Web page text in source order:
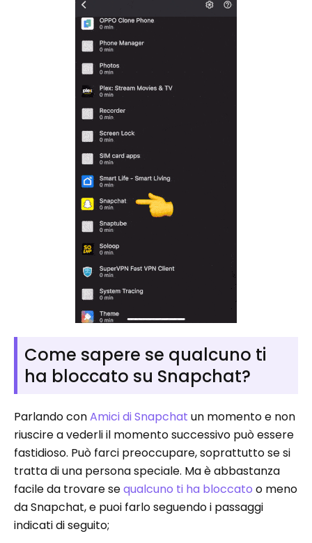
Come sapere se qualcuno ti
ha bloccato su Snapchat?
Parlando conAmici di Snapchat un momento e non
riuscire a vederli il momento successivo può essere
fastidioso. Può farci preoccupare, soprattutto se si
tratta di una persona speciale. Ma è abbastanza
facile da trovare sequalcuno ti ha bloccato o meno
da Snapchat, e puoi farlo seguendo i passaggi
indicati di seguito;